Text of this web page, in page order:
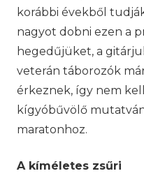
korábbi évekből
nagyot dobni ezen a
hegedűjüket, a
veterán táborozók
érkeznek, így nem
kígyóbűvölő
maratonhoz.
A kíméletes zsűri